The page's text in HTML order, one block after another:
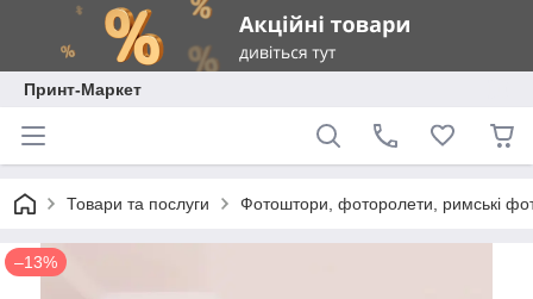
Принт-Маркет
Товари та послуги Фотоштори, фоторолети, римські
–13%